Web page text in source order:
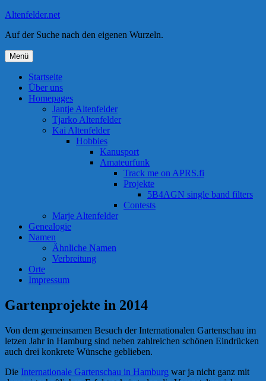
Zum
springen
Altenfelder.net
Auf der Suche nach den eigenen Wurzeln.
Menü
Startseite
Über uns
Homepages
Jantje Altenfelder
Tjarko Altenfelder
Kai Altenfelder
Hobbies
Kanusport
Amateurfunk
Track me on APRS.fi
Projekte
5B4AGN single band filters
Contests
Marje Altenfelder
Genealogie
Namen
Ähnliche Namen
Verbreitung
Orte
Impressum
Gartenprojekte in 2014
Von dem gemeinsamen Besuch der Internationalen Gartenschau im
letzen Jahr in Hamburg sind neben zahlreichen schönen Eindrücken
auch drei konkrete Wünsche geblieben.
Die Internationale Gartenschau in Hamburg war ja nicht ganz mit